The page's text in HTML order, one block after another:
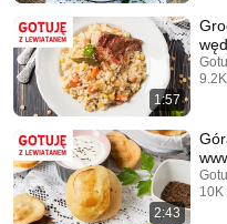
1:57
2:43
10K